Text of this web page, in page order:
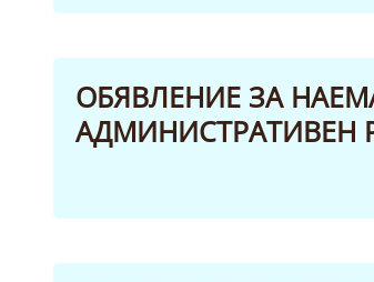
ОБЯВЛЕНИЕ ЗА
АДМИНИСТРАТИВЕН